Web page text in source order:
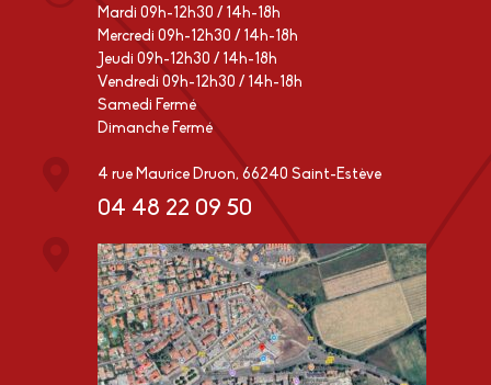
Mardi 09h-12h30 / 14h-18h
Mercredi 09h-12h30 / 14h-18h
Jeudi 09h-12h30 / 14h-18h
Vendredi 09h-12h30 / 14h-18h
Samedi Fermé
Dimanche Fermé
4 rue Maurice Druon, 66240 Saint-Estève
04 48 22 09 50